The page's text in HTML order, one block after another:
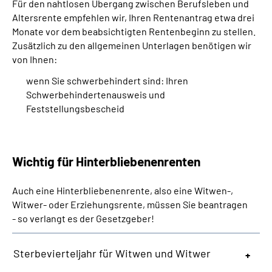
Für den nahtlosen Übergang zwischen Berufsleben und
Altersrente empfehlen wir, Ihren Rentenantrag etwa drei
Monate vor dem beabsichtigten Rentenbeginn zu stellen.
Zusätzlich zu den allgemeinen Unterlagen benötigen wir
von Ihnen:
wenn Sie schwerbehindert sind: Ihren
Schwerbehindertenausweis und
Feststellungsbescheid
Wichtig für Hinterbliebenenrenten
Auch eine Hinterbliebenenrente, also eine Witwen-,
Witwer- oder Erziehungsrente, müssen Sie beantragen
- so verlangt es der Gesetzgeber!
Sterbevierteljahr für Witwen und Witwer